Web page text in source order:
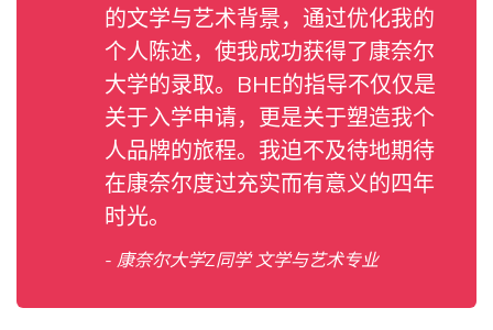
的文学与艺术背景，通过优化我的
个人陈述，使我成功获得了康奈尔
大学的录取。BHE的指导不仅仅是
关于入学申请，更是关于塑造我个
人品牌的旅程。我迫不及待地期待
在康奈尔度过充实而有意义的四年
时光。
- 康奈尔大学Z同学 文学与艺术专业